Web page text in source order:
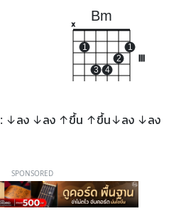
Bm
x
1
3 4
2
1
: ↓ลง ↓ลง ↑ขึ้น ↑ขึ้น↓ลง ↓ลง
SPONSORED